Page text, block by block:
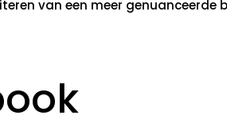
van een meer genuanceerde